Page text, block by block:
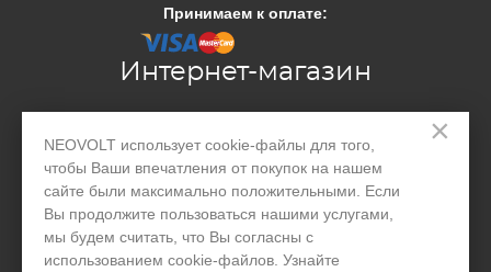
×
NEOVOLT использует cookie-файлы для того,
чтобы Ваши впечатления от покупок на нашем
сайте были максимально положительными. Если
Вы продолжите пользоваться нашими услугами,
мы будем считать, что Вы согласны с
использованием cookie-файлов. Узнайте
Принимаем к оплате:
Интернет-магазин
Производство
Организациям
Акции и скидки
Блог